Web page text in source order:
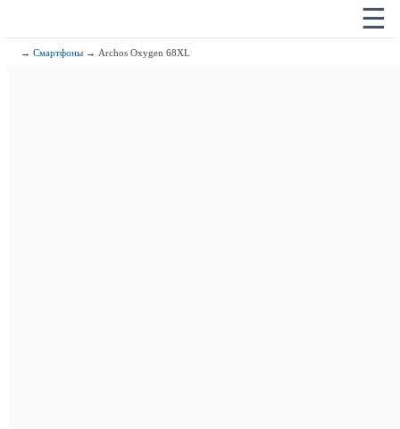
☰
→Смартфоны → Archos Oxygen 68XL